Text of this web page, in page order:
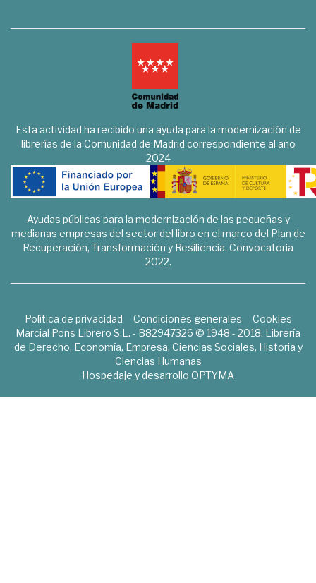
Esta actividad ha recibido una ayuda para la modernización de
librerías de la Comunidad de Madrid correspondiente al año
2024
Ayudas públicas para la modernización de las pequeñas y
medianas empresas del sector del libro en el marco del Plan de
Recuperación, Transformación y Resiliencia. Convocatoria
2022.
Política de privacidad Condiciones generales
Cookies
Marcial Pons Librero S.L. - B82947326 © 1948 - 2018. Librería
de Derecho, Economía, Empresa, Ciencias Sociales, Historia y
Ciencias Humanas
Hospedaje y desarrollo OPTYMA